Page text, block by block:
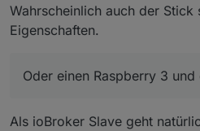
Wahrscheinlich auch der
Eigenschaften.
Oder einen Raspberry 3 und
Als ioBroker Slave geht